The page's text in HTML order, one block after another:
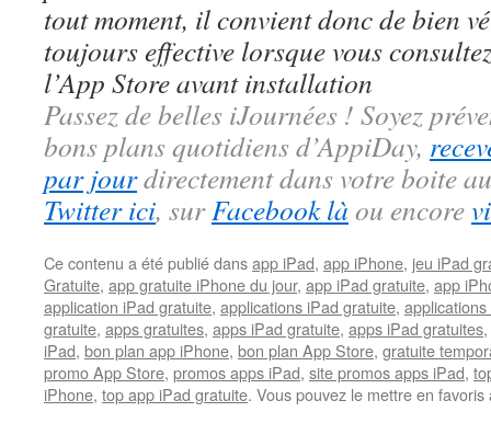
tout moment, il convient donc de bien
toujours effective lorsque vous
l’App Store avant installation
Passez de belles iJournées ! Soyez
bons plans quotidiens d’AppiDay,
par jourdirectement dans votre boite
Twitter ici, surFacebook là ou encore
Ce contenu a été publié dansapp iPad, app iPhone, jeu iPad
Gratuite, app gratuite iPhone du jour, app iPad gratuite, app
application iPad gratuite, applications iPad gratuite,
gratuite, apps gratuites, apps iPad gratuite, apps iPad gratuites,
iPad, bon plan app iPhone, bon plan App Store, gratuite
promo App Store, promos apps iPad, site promos apps iPad,
iPhone, top app iPad gratuite. Vous pouvez le mettre en